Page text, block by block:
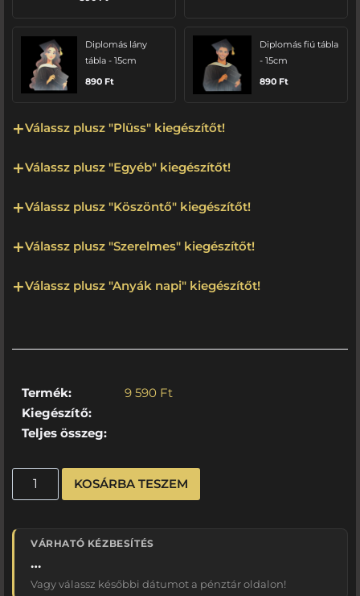
Diplomás lány
tábla - 15cm
890 Ft
Diplomás fiú tábla
- 15cm
890 Ft
Válassz plusz "Plüss" kiegészítőt!
Válassz plusz "Egyéb" kiegészítőt!
Válassz plusz "Köszöntő" kiegészítőt!
Válassz plusz "Szerelmes" kiegészítőt!
Válassz plusz "Anyák napi" kiegészítőt!
Termék: 9 590 Ft
Kiegészítő:
Teljes összeg:
KOSÁRBA TESZEM
VÁRHATÓ KÉZBESÍTÉS
…
Vagy válassz későbbi dátumot a pénztár oldalon!